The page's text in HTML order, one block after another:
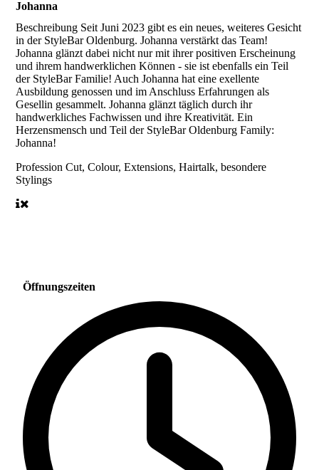
Johanna
Beschreibung Seit Juni 2023 gibt es ein neues, weiteres Gesicht
in der StyleBar Oldenburg. Johanna verstärkt das Team!
Johanna glänzt dabei nicht nur mit ihrer positiven Erscheinung
und ihrem handwerklichen Können - sie ist ebenfalls ein Teil
der StyleBar Familie! Auch Johanna hat eine exellente
Ausbildung genossen und im Anschluss Erfahrungen als
Gesellin gesammelt. Johanna glänzt täglich durch ihr
handwerkliches Fachwissen und ihre Kreativität. Ein
Herzensmensch und Teil der StyleBar Oldenburg Family:
Johanna!
ProfessionCut, Colour, Extensions, Hairtalk, besondere
Stylings
Öffnungszeiten